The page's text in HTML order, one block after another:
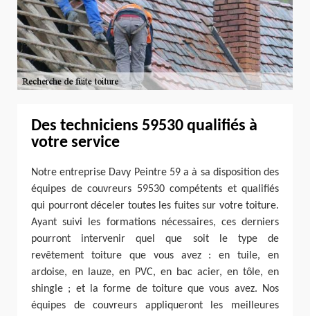
Des techniciens 59530 qualifiés à
votre service
Notre entreprise Davy Peintre 59 a à sa disposition des
équipes de couvreurs 59530 compétents et qualifiés
qui pourront déceler toutes les fuites sur votre toiture.
Ayant suivi les formations nécessaires, ces derniers
pourront intervenir quel que soit le type de
revêtement toiture que vous avez : en tuile, en
ardoise, en lauze, en PVC, en bac acier, en tôle, en
shingle ; et la forme de toiture que vous avez. Nos
équipes de couvreurs appliqueront les meilleures